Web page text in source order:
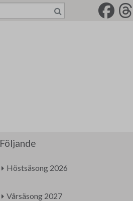
Följande
Höstsäsong 2026
Vårsäsong 2027